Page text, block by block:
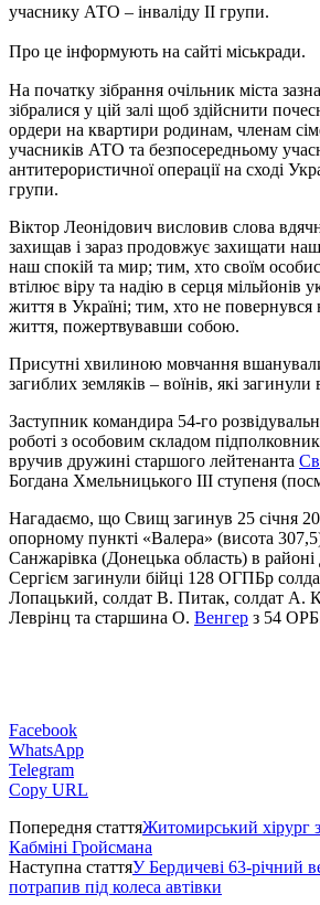
учаснику АТО – інваліду ІІ групи.
Про це інформують на сайті міськради.
На початку зібрання очільник міста
зібралися у цій залі щоб здійснити
ордери на квартири родинам, членам
учасників АТО та безпосередньому
антитерористичної операції на сході
групи.
Віктор Леонідович висловив слова
захищав і зараз продовжує захищати
наш спокій та мир; тим, хто своїм
втілює віру та надію в серця мільйонів
життя в Україні; тим, хто не повернувся
життя, пожертвувавши собою.
Присутні хвилиною мовчання
загиблих земляків – воїнів, які
Заступник командира 54-го
роботі з особовим складом
вручив дружині старшого лейтенанта
Богдана Хмельницького III ступеня
Нагадаємо, що Свищ загинув 25 січня
опорному пункті «Валера» (висота
Санжарівка (Донецька область) в
Сергієм загинули бійці 128 ОГПБр
Лопацький, солдат В. Питак, солдат А.
Леврінц та старшина О. Венгер з 54
Facebook
WhatsApp
Telegram
Copy URL
Попередня статтяЖитомирський хірург
Кабміні Гройсмана
Наступна статтяУ Бердичеві 63-річний
потрапив під колеса автівки